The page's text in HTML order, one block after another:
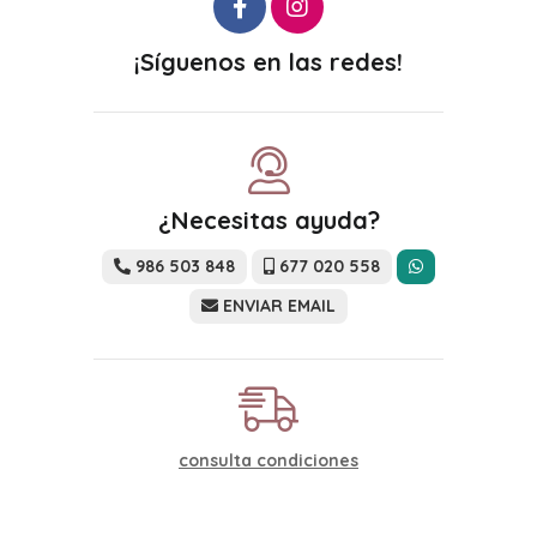
¡Síguenos en las redes!
¿Necesitas ayuda?
986 503 848
677 020 558
ENVIAR EMAIL
consulta condiciones